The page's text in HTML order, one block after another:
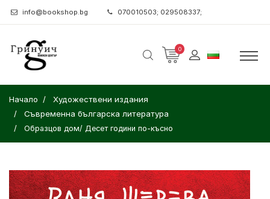
info@bookshop.bg 070010503; 029508337;
0
Начало
Художествени издания
Съвременна българска литература
Образцов дом/ Десет години по-късно